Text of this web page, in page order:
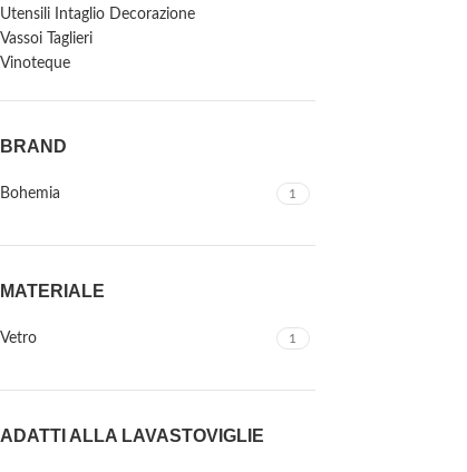
Utensili Intaglio Decorazione
Vassoi Taglieri
Vinoteque
BRAND
Bohemia 1
MATERIALE
Vetro 1
ADATTI ALLA LAVASTOVIGLIE